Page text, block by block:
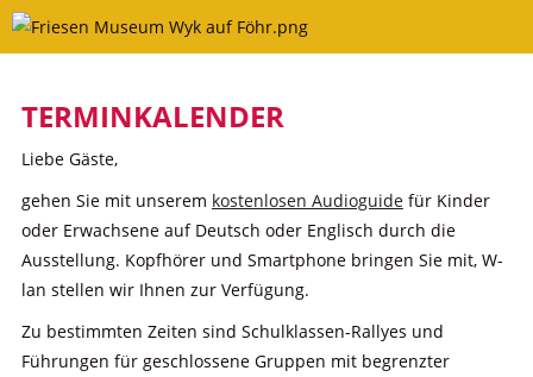
Skip
TERMINKALENDER
Liebe Gäste,
gehen Sie mit unserem kostenlosen Audioguidefür Kinder
oder Erwachsene auf Deutsch oder Englisch durch die
Ausstellung. Kopfhörer und Smartphone bringen Sie mit, W-
lan stellen wir Ihnen zur Verfügung.
Zu bestimmten Zeiten sind Schulklassen-Rallyes und
Führungen für geschlossene Gruppen mit begrenzter